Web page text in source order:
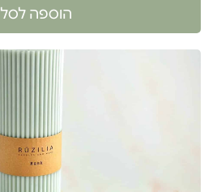
הוספה לסל